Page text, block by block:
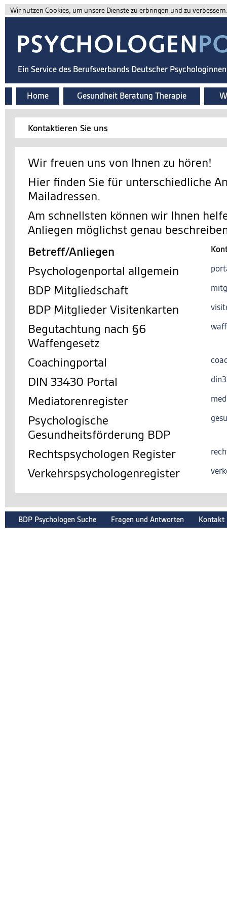
Wir nutzen Cookies, um unsere Dienste zu erbringen und zu
Ein Service des Berufsverbands Deutscher
Home Gesundheit Beratung Therapie
Kontaktieren Sie uns
Wir freuen uns von Ihnen zu hören!
Hier finden Sie für unterschiedliche
Mailadressen.
Am schnellsten können wir Ihnen
Anliegen möglichst genau
Betreff/Anliegen
Psychologenportal allgemein
BDP Mitgliedschaft
BDP Mitglieder Visitenkarten
Begutachtung nach §6
Waffengesetz
Coachingportal
DIN 33430 Portal
Mediatorenregister
Psychologische
Gesundheitsförderung BDP
Rechtspsychologen Register
Verkehrspsychologenregister
BDP Psychologen Suche Fragen und Antworten Kontakt